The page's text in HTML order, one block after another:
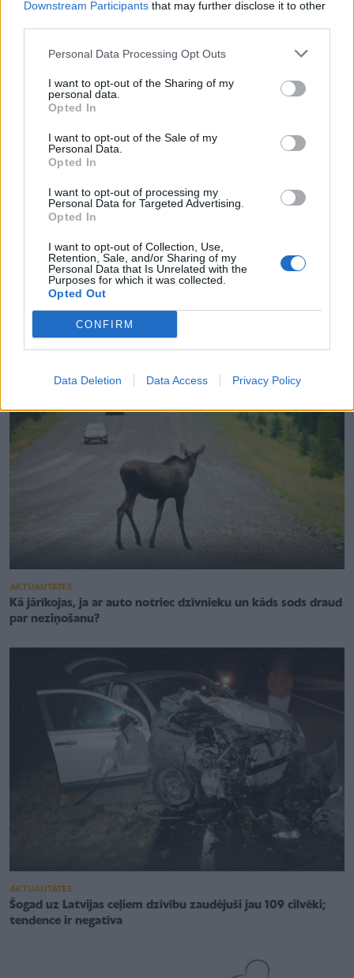
Downstream Participants that may further disclose it to other
Personal Data Processing Opt Outs
I want to opt-out of the Sharing of my
personal data.
Opted In
I want to opt-out of the Sale of my
Personal Data.
Opted In
I want to opt-out of processing my
Personal Data for Targeted Advertising.
Opted In
I want to opt-out of Collection, Use,
Retention, Sale, and/or Sharing of my
Personal Data that Is Unrelated with the
Purposes for which it was collected.
Opted Out
CONFIRM
Data Deletion Data Access Privacy Policy
naudas sods pat vairāku miljonu eiro apmērā
AKTUALITĀTES
Šovasar negadījumos iekļuvuši jau teju trīs tūkstoši
autovadītāju
AKTUALITĀTES
Kā jārīkojas, ja ar auto notriec dzīvnieku un kāds sods draud
par neziņošanu?
AKTUALITĀTES
Šogad uz Latvijas ceļiem dzīvību zaudējuši jau 109 cilvēki;
tendence ir negatīva